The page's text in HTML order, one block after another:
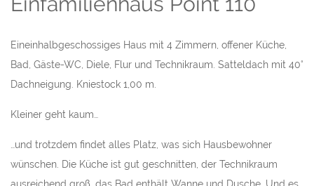
Eineinhalbgeschossiges Haus mit 4 Zimmern, offener Küche,
Bad, Gäste-WC, Diele, Flur und Technikraum. Satteldach mit 40°
Dachneigung. Kniestock 1,00 m.
Kleiner geht kaum…
…und trotzdem findet alles Platz, was sich Hausbewohner
wünschen. Die Küche ist gut geschnitten, der Technikraum